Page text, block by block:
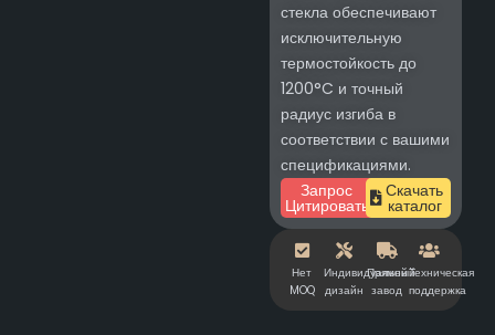
стекла обеспечивают
исключительную
термостойкость до
1200°C и точный
радиус изгиба в
соответствии с вашими
спецификациями.
Запрос
Цитировать
Скачать
каталог
Нет
MOQ
Индивидуальный
дизайн
Прямой
завод
Техническая
поддержка